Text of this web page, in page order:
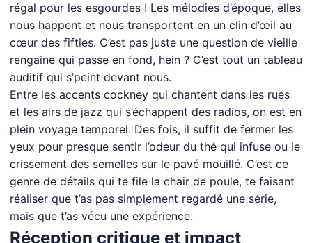
régal pour les esgourdes ! Les mélodies d’époque, elles
nous happent et nous transportent en un clin d’œil au
cœur des fifties. C’est pas juste une question de vieille
rengaine qui passe en fond, hein ? C’est tout un tableau
auditif qui s’peint devant nous.
Entre les accents cockney qui chantent dans les rues
et les airs de jazz qui s’échappent des radios, on est en
plein voyage temporel. Des fois, il suffit de fermer les
yeux pour presque sentir l’odeur du thé qui infuse ou le
crissement des semelles sur le pavé mouillé. C’est ce
genre de détails qui te file la chair de poule, te faisant
réaliser que t’as pas simplement regardé une série,
mais que t’as vécu une expérience.
Réception critique et impact